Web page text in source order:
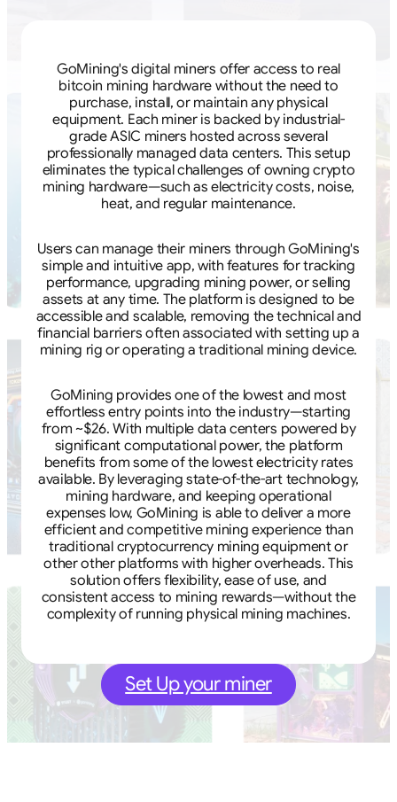
GoMining's digital miners offer access to real
bitcoin mining hardware without the need to
purchase, install, or maintain any physical
equipment. Each miner is backed by industrial-
grade ASIC miners hosted across several
professionally managed data centers. This setup
eliminates the typical challenges of owning crypto
mining hardware—such as electricity costs, noise,
heat, and regular maintenance.
Users can manage their miners through GoMining's
simple and intuitive app, with features for tracking
performance, upgrading mining power, or selling
assets at any time. The platform is designed to be
accessible and scalable, removing the technical and
financial barriers often associated with setting up a
mining rig or operating a traditional mining device.
GoMining provides one of the lowest and most
effortless entry points into the industry—starting
from ~$26. With multiple data centers powered by
significant computational power, the platform
benefits from some of the lowest electricity rates
available. By leveraging state-of-the-art technology,
mining hardware, and keeping operational
expenses low, GoMining is able to deliver a more
efficient and competitive mining experience than
traditional cryptocurrency mining equipment or
other other platforms with higher overheads. This
solution offers flexibility, ease of use, and
consistent access to mining rewards—without the
complexity of running physical mining machines.
Set Up your miner